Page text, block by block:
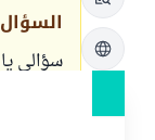
السؤال
سؤالي